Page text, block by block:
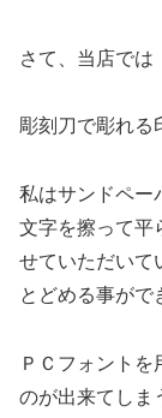
さて、当店では
彫刻刀で彫れる
私はサンドペー
文字を擦って平
せていただい
とどめる事がで
ＰＣフォント
のが出来てしま